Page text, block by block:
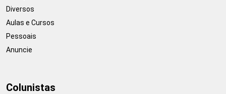
Diversos
Aulas e Cursos
Pessoais
Anuncie
Colunistas